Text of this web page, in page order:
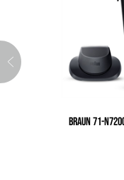
BRAUN 71-